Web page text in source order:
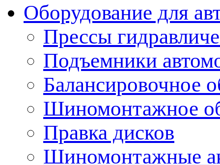
Оборудование для
Прессы
Подъемники
Балансировочное
Шиномонтажное
Правка дисков
Шиномонтажные